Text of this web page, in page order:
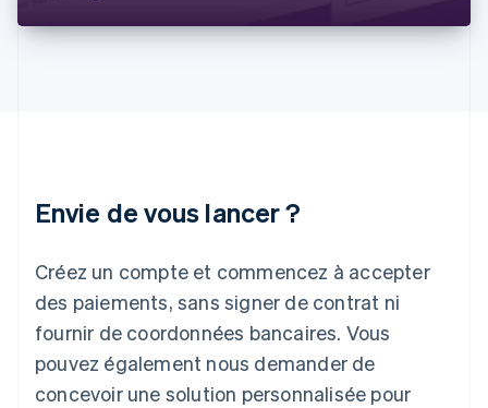
Envie de vous lancer ?
Créez un compte et commencez à accepter
des paiements, sans signer de contrat ni
fournir de coordonnées bancaires. Vous
pouvez également nous demander de
concevoir une solution personnalisée pour
English
Deutsch English
Luxembourg
FrançaisDeutsch English
Malaisie
English 简体中文
Malte
English